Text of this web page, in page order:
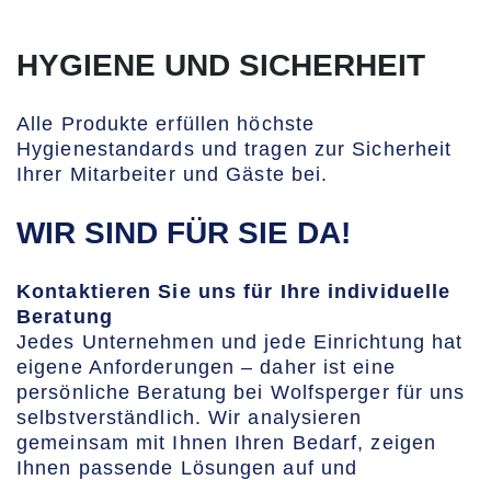
HYGIENE UND SICHERHEIT
Alle Produkte erfüllen höchste
Hygienestandards und tragen zur Sicherheit
Ihrer Mitarbeiter und Gäste bei.
WIR SIND FÜR SIE DA!
Kontaktieren Sie uns für Ihre individuelle
Beratung
Jedes Unternehmen und jede Einrichtung hat
eigene Anforderungen – daher ist eine
persönliche Beratung bei Wolfsperger für uns
selbstverständlich. Wir analysieren
gemeinsam mit Ihnen Ihren Bedarf, zeigen
Ihnen passende Lösungen auf und